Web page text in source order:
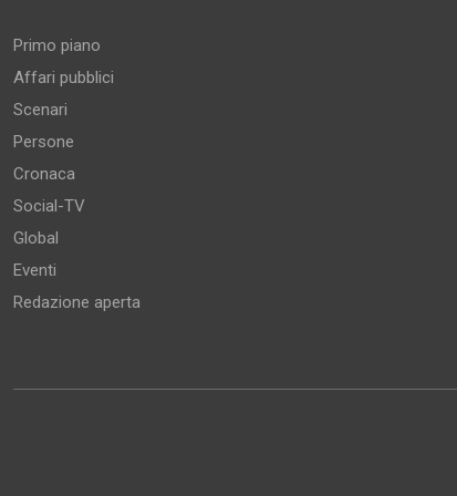
Primo piano
Affari pubblici
Scenari
Persone
Cronaca
Social-TV
Global
Eventi
Redazione aperta